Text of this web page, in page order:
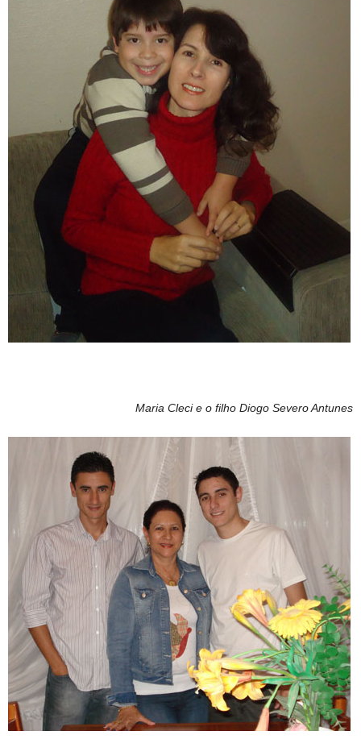
Maria Cleci e o filho Diogo Severo Antunes